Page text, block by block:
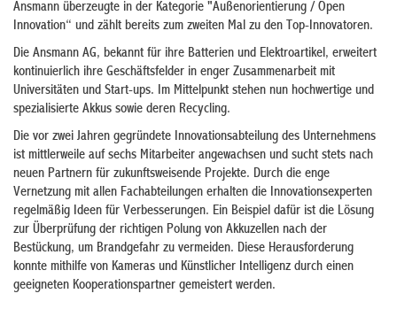
Ansmann überzeugte in der Kategorie "Außenorientierung / Open
Innovation“ und zählt bereits zum zweiten Mal zu den Top-Innovatoren.
Die Ansmann AG, bekannt für ihre Batterien und Elektroartikel, erweitert
kontinuierlich ihre Geschäftsfelder in enger Zusammenarbeit mit
Universitäten und Start-ups. Im Mittelpunkt stehen nun hochwertige und
spezialisierte Akkus sowie deren Recycling.
Die vor zwei Jahren gegründete Innovationsabteilung des Unternehmens
ist mittlerweile auf sechs Mitarbeiter angewachsen und sucht stets nach
neuen Partnern für zukunftsweisende Projekte. Durch die enge
Vernetzung mit allen Fachabteilungen erhalten die Innovationsexperten
regelmäßig Ideen für Verbesserungen. Ein Beispiel dafür ist die Lösung
zur Überprüfung der richtigen Polung von Akkuzellen nach der
Bestückung, um Brandgefahr zu vermeiden. Diese Herausforderung
konnte mithilfe von Kameras und Künstlicher Intelligenz durch einen
geeigneten Kooperationspartner gemeistert werden.